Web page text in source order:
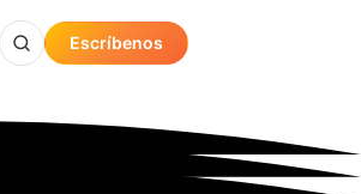
Escríbenos